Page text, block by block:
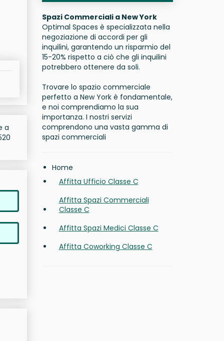
a
Spazi Commerciali a New York
Optimal Spaces è specializzata nella
negoziazione di accordi per gli
inquilini, garantendo un risparmio del
15-20% rispetto a ciò che gli inquilini
potrebbero ottenere da soli.
Trovare lo spazio commerciale
perfetto a New York è fondamentale,
e noi comprendiamo la sua
importanza. I nostri servizi
comprendono una vasta gamma di
spazi commerciali
Home
Affitta Ufficio Classe C
Affitta Spazi Commerciali
Classe C
Affitta Spazi Medici Classe C
Affitta Coworking Classe C